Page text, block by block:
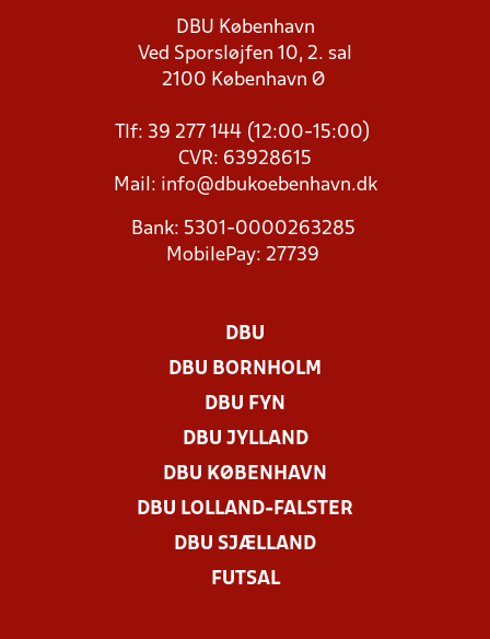
DBU København
Ved Sporsløjfen 10, 2. sal
2100 København Ø
Tlf: 39 277 144 (12:00-15:00)
CVR: 63928615
Mail: info@dbukoebenhavn.dk
Bank: 5301-0000263285
MobilePay: 27739
DBU
DBU BORNHOLM
DBU FYN
DBU JYLLAND
DBU KØBENHAVN
DBU LOLLAND-FALSTER
DBU SJÆLLAND
FUTSAL